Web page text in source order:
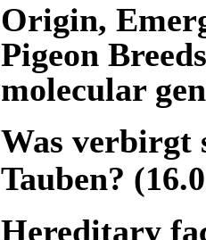
Origin,
Pigeon
molecular
Was verbirgt
Tauben?
Hereditary